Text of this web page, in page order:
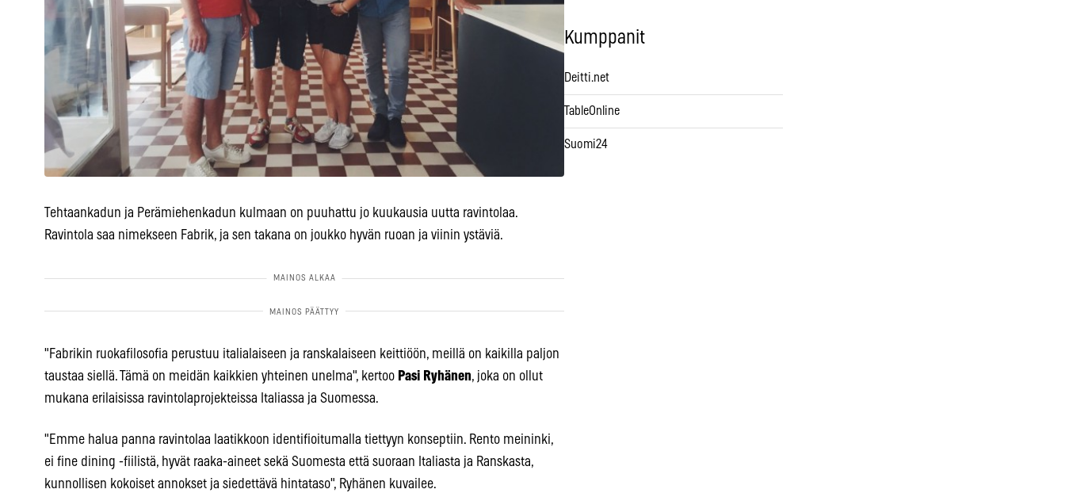
Tehtaankadun ja Perämiehenkadun kulmaan on puuhattu jo kuukausia uutta ravintolaa.
Ravintola saa nimekseen Fabrik, ja sen takana on joukko hyvän ruoan ja viinin ystäviä.
"Fabrikin ruokafilosofia perustuu italialaiseen ja ranskalaiseen keittiöön, meillä on kaikilla paljon
taustaa siellä. Tämä on meidän kaikkien yhteinen unelma", kertoo Pasi Ryhänen, joka on ollut
mukana erilaisissa ravintolaprojekteissa Italiassa ja Suomessa.
"Emme halua panna ravintolaa laatikkoon identifioitumalla tiettyyn konseptiin. Rento meininki,
ei fine dining -fiilistä, hyvät raaka-aineet sekä Suomesta että suoraan Italiasta ja Ranskasta,
kunnollisen kokoiset annokset ja siedettävä hintataso", Ryhänen kuvailee.
Kumppanit
Deitti.net
TableOnline
Suomi24